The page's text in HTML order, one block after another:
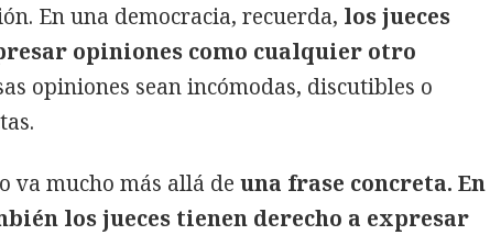
En una democracia, recuerda, los jueces
opiniones como cualquier otro
opiniones sean incómodas, discutibles o
va mucho más allá de una frase concreta. En
los jueces tienen derecho a expresar